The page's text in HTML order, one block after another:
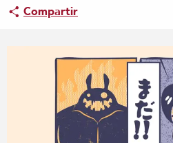
Compartir